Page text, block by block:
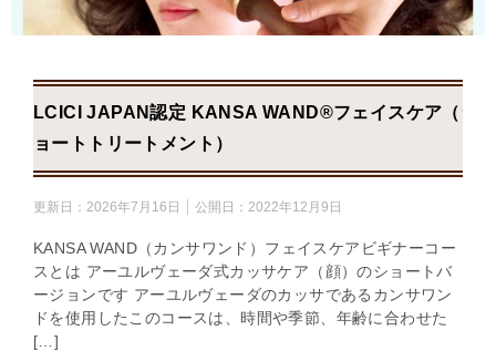
LCICI JAPAN認定 KANSA WAND®フェイスケア（シ
ョートトリートメント）
更新日： 2026年7月16日 公開日： 2022年12月9日
KANSA WAND（カンサワンド）フェイスケアビギナーコー
スとは アーユルヴェーダ式カッサケア（顔）のショートバ
ージョンです アーユルヴェーダのカッサであるカンサワン
ドを使用したこのコースは、時間や季節、年齢に合わせた
[…]